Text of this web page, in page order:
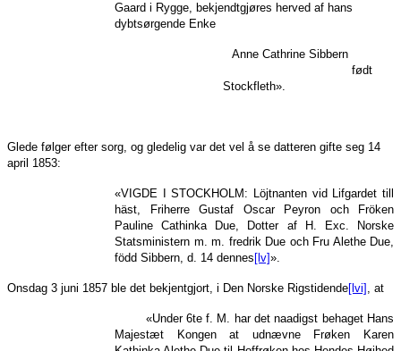
Gaard i Rygge, bekjendtgjøres herved af hans
dybtsørgende Enke
Anne Cathrine Sibbern
født
Stockfleth».
Glede følger efter sorg, og gledelig var det vel å se datteren gifte seg 14
april 1853:
«VIGDE I STOCKHOLM: Löjtnanten vid Lifgardet till
häst, Friherre Gustaf Oscar Peyron och Fröken
Pauline Cathinka Due, Dotter af H. Exc. Norske
Statsministern m. m. fredrik Due och Fru Alethe Due,
född Sibbern, d. 14 dennes [lv]».
Onsdag 3 juni 1857 ble det bekjentgjort, i Den Norske Rigstidende[lvi] , at
«Under 6te f. M. har det naadigst behaget Hans
Majestæt Kongen at udnævne Frøken Karen